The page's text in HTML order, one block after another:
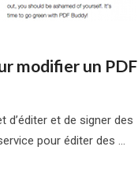
modifier un PDF
d’éditer et de signer des
pour éditer des …